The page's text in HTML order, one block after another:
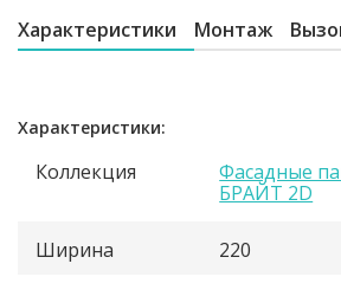
Характеристики Монтаж
Характеристики:
Коллекция
Фасадные
БРАЙТ 2D
Ширина 220